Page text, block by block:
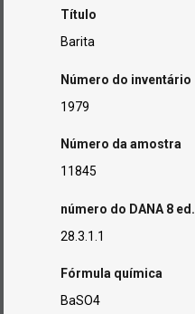
Título
Barita
Número do inventário
1979
Número da amostra
11845
número do DANA 8 ed.
28.3.1.1
Fórmula química
BaSO4